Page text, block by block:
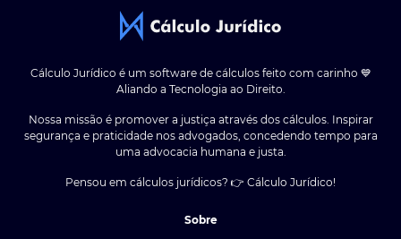
Cálculo Jurídico é um software de cálculos feito com carinho 💙
Aliando a Tecnologia ao Direito.
Nossa missão é promover a justiça através dos cálculos. Inspirar
segurança e praticidade nos advogados, concedendo tempo para
uma advocacia humana e justa.
Pensou em cálculos jurídicos? 👉 Cálculo Jurídico!
Sobre